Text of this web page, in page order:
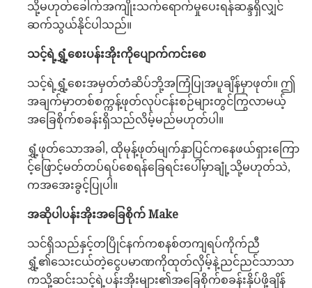
သို့မဟုတ်ခေါက်အကျိုးသက်ရောက်မှုပေးရန်ဆန္ဒရှိလျှင်
ဆက်သွယ်နိုင်ပါသည်။
သင့်ရဲ့ရွှံ့စေးပန်းအိုးကိုပျောက်ကင်းစေ
သင့်ရဲ့ရွှံ့စေးအမှတ်တံဆိပ်ဘို့အကြံပြုအပူချိန်မှာဖုတ်။ ဤ
အချက်မှာတစ်စက္ကန့်ဖုတ်လုပ်ငန်းစဉ်များတွင်ကြွလာမယ့်
အခြေစိုက်စခန်းရှိသည်လိမ့်မည်မဟုတ်ပါ။
ရွှံ့ဖုတ်သောအခါ, ထိုမုန့်ဖုတ်မျက်နှာပြင်ကနေဖယ်ရှားကြော
င့်ဖြောင့်မတ်တပ်ရပ်စေရန်ခြေရင်းပေါ်မှာချုံ့သို့မဟုတ်သဲ,
ကအအေးခွင့်ပြုပါ။
အဆိုပါပန်းအိုးအခြေစိုက် Make
သင်ရှိသည်နှင့်တပြိုင်နက်ကစနစ်တကျရပ်ကိုက်ညီ
ရွှံ့၏သေးငယ်တဲ့ငွေပမာဏကိုထုတ်လှိမ့်နဲ့ညင်ညင်သာသာ
ကသို့ဆင်းသင့်ရဲ့ပန်းအိုးများ၏အခြေစိုက်စခန်းနှိပ်ဖို့ချိန်